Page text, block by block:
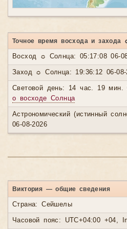
Точное время восхода и
Восход ☼ Солнца: 05:17:08 06-
Заход ☼ Солнца: 19:36:12 06-08-
Световой день: 14 час. 19 мин.
о восходе Солнца
Астрономический (истинный
06-08-2026
Виктория — общие сведения
Страна: Сейшелы
Часовой пояс: UTC+04:00 +04,